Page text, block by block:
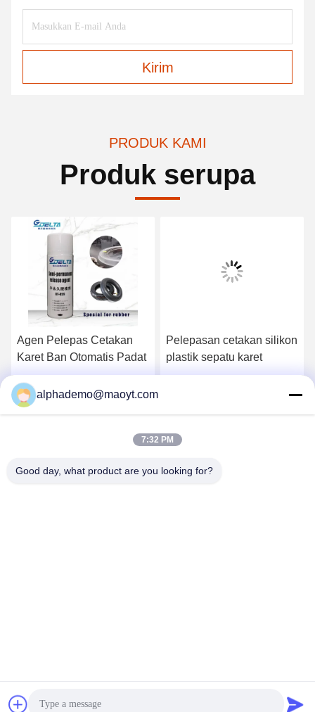
Kirim
PRODUK KAMI
Produk serupa
Agen Pelepas Cetakan
Karet Ban Otomatis Padat
Dapatkan Harga Terbaik
Pelepasan cetakan silikon
plastik sepatu karet
Dapatkan Harga Terbaik
Cina Kualitas Baik Agen Pelepas Cetakan Poliuretan Pemasok. Hak Cipta ©
alphademo@maoyt.com
7:32 PM
Good day, what product are you looking for?